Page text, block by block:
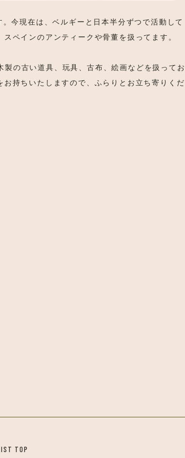
今現在は、ベルギーと日本半分ずつで活動して
ペインのアンティークや骨董を扱ってます。
の古い道具、玩具、古布、絵画などを扱ってお
持ちいたしますので、ふらりとお立ち寄りくだ
TOP